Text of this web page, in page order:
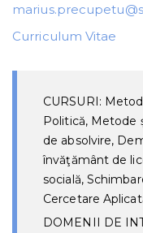
Curriculum Vitae
CURSURI:
Politică, Metode
de absolvire,
învăţământ de
socială,
Cercetare
DOMENII DE